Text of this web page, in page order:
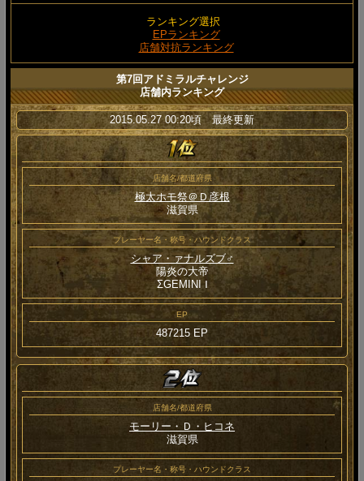
ランキング選択
EPランキング
店舗対抗ランキング
第7回アドミラルチャレンジ
店舗内ランキング
2015.05.27 00:20頃 最終更新
店舗名/都道府県
極太ホモ祭＠Ｄ彦根
滋賀県
プレーヤー名・称号・ハウンドクラス
シャア・ァナルズブ♂
陽炎の大帝
ΣGEMINI Ⅰ
EP
487215 EP
店舗名/都道府県
モーリー・Ｄ・ヒコネ
滋賀県
プレーヤー名・称号・ハウンドクラス